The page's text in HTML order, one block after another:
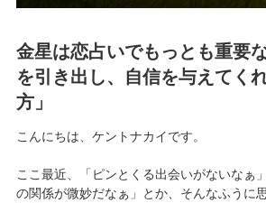
金星は恋占いでもっとも重
を引き出し、自信を与えてく
方」
こんにちは、ケントナカイです。
ここ最近、「ピンとくる出会いがないなぁ
の関係が微妙だなぁ」とか、そんなふうに